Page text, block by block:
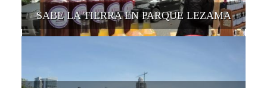
SABE LA TIERRA EN PARQUE LEZAMA